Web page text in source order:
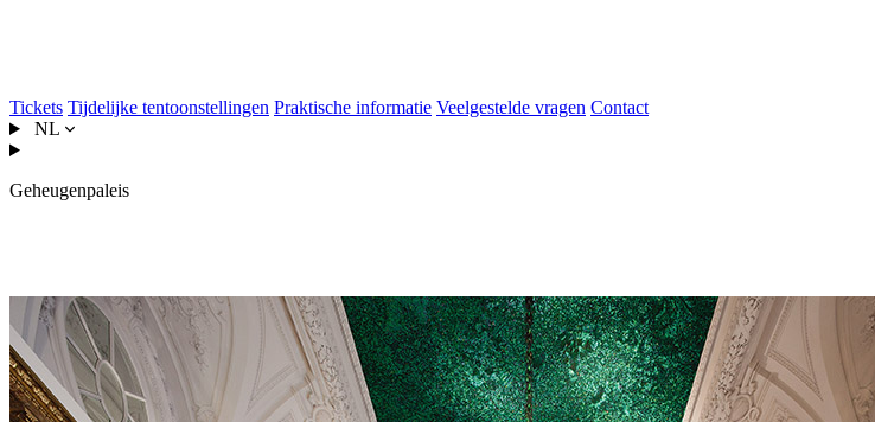
Tickets Tijdelijke tentoonstellingen Praktische informatie Veelgestelde vragen Contact
NL
Geheugenpaleis